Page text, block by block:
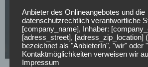
BORUSSIA DORTMUND
BVB-Knaller: Erster
feststehen!
05.05.2026
Anbieter des Onlineangebotes und die
datenschutzrechtlich verantwortliche
[company_name], Inhaber:
[adress_street], [adress_zip_location]
bezeichnet als "AnbieterIn", "wir" oder
Kontaktmöglichkeiten verweisen wir
Impressum